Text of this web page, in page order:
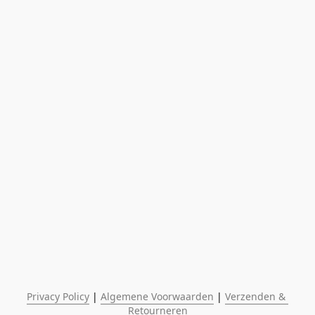
Privacy Policy | Algemene Voorwaarden | Verzenden &
Retourneren